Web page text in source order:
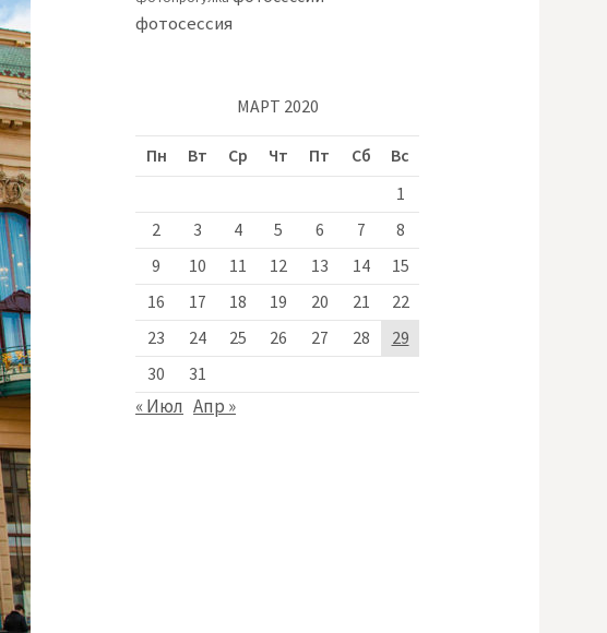
фотосессия
МАРТ 2020
Пн Вт Ср Чт Пт Сб
Вс
1
2
3 4 5 6 7
8
9
10 11 12 13 14
15
16
17 18 19 20 21
22
23
24 25 26 27 28
29
30
31
« Июл Апр »